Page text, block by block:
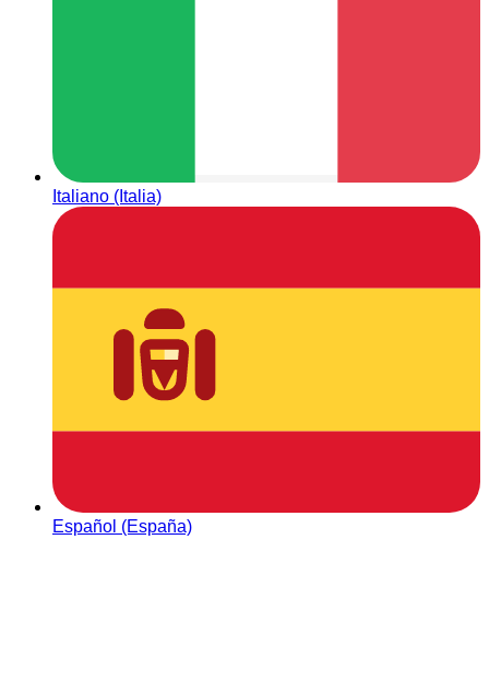
Italiano (Italia)
Español (España)